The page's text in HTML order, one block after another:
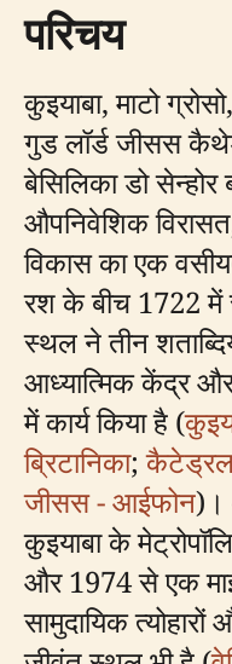
परिचय
कुइयाबा, माटो
गुड लॉर्ड जीसस
बेसिलिका डो
औपनिवेशिक
विकास का एक
रश के बीच 1722 में
स्थल ने तीन
आध्यात्मिक केंद्र
में कार्य किया है (
ब्रिटानिका;कैटेड्रल
जीसस - आईफोन)।
कुइयाबा के
और 1974 से एक
सामुदायिक